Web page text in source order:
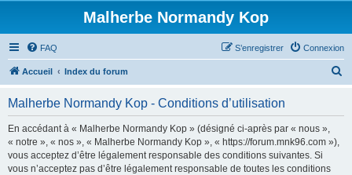
Malherbe Normandy Kop
FAQ Connexion
S’enregistrer
Accueil Index du forum
Malherbe Normandy Kop - Conditions d’utilisation
En accédant à « Malherbe Normandy Kop » (désigné ci-après par « nous »,
« notre », « nos », « Malherbe Normandy Kop », « https://forum.mnk96.com »),
vous acceptez d’être légalement responsable des conditions suivantes. Si
vous n’acceptez pas d’être légalement responsable de toutes les conditions